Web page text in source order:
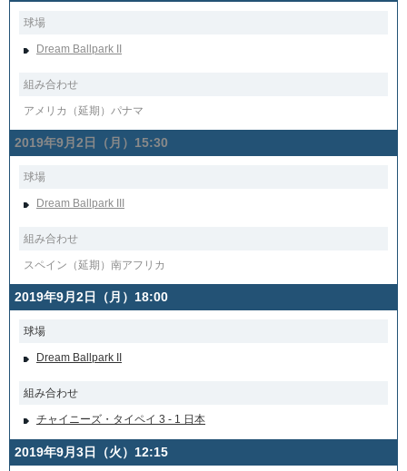
球場
Dream Ballpark II
組み合わせ
アメリカ（延期）パナマ
2019年9月2日（月）15:30
球場
Dream Ballpark III
組み合わせ
スペイン（延期）南アフリカ
2019年9月2日（月）18:00
球場
Dream Ballpark II
組み合わせ
チャイニーズ・タイペイ 3 - 1 日本
2019年9月3日（火）12:15